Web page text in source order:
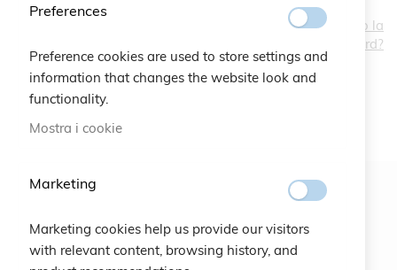
Hai dimenticato la
password?
ISCRIVITI
Preferences
Preference cookies are used to store settings and
information that changes the website look and
functionality.
Mostra i cookie
Marketing
Marketing cookies help us provide our visitors
with relevant content, browsing history, and